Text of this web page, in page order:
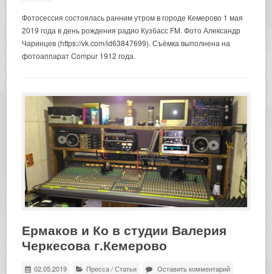
Фотосессия состоялась ранним утром в городе Кемерово 1 мая
2019 года в день рождения радио Кузбасс FM. Фото Александр
Чаринцев (https://vk.com/id63847699). Съёмка выполнена на
фотоаппарат Compur 1912 года.
Ермаков и Ко в студии Валерия
Черкесова г.Кемерово
02.05.2019 Пресса/Статьи
Оставить комментарий